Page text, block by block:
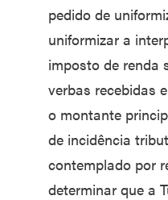
pedido de
uniformizar a
imposto de renda
verbas recebidas
o montante
de incidência
contemplado por
determinar que a